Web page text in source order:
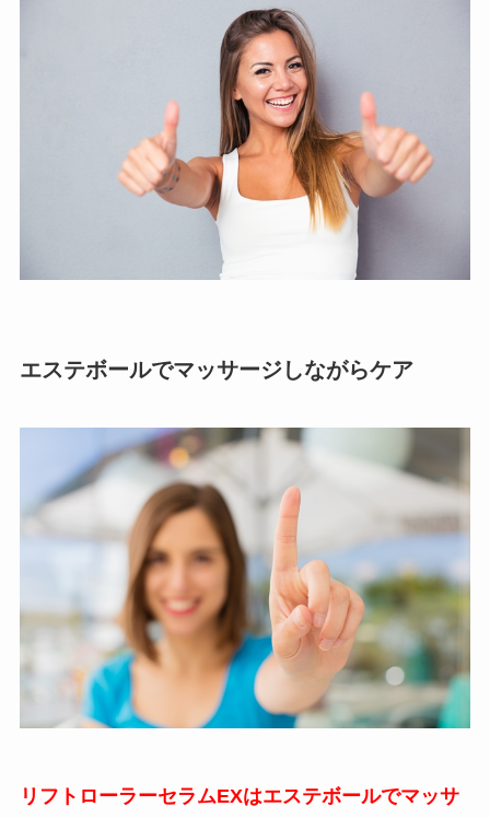
エステボールでマッサージしながらケア
リフトローラーセラムEXはエステボールでマッサ